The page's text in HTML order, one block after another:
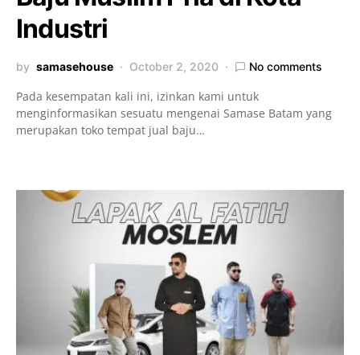
Industri
by samasehouse October 2, 2020 No comments
Pada kesempatan kali ini, izinkan kami untuk
menginformasikan sesuatu mengenai Samase Batam yang
merupakan toko tempat jual baju…